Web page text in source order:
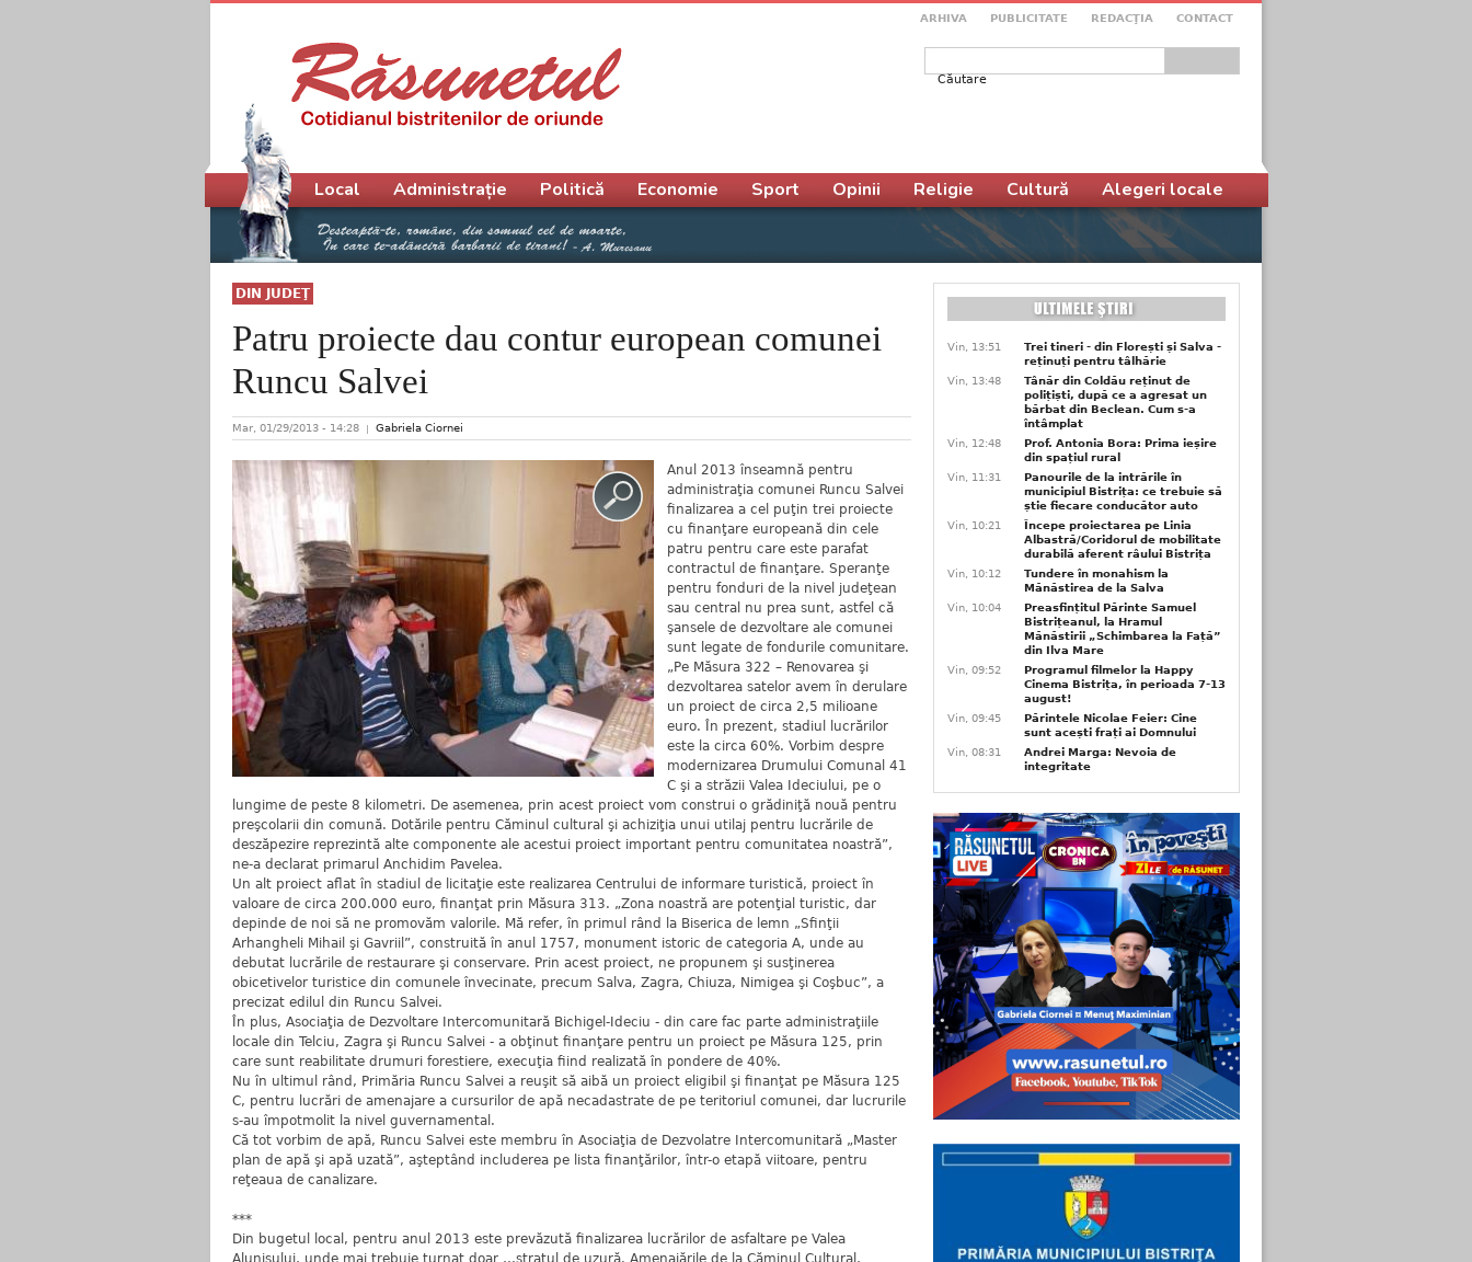
ARHIVA PUBLICITATE REDACŢIA CONTACT
Formular de căutare
DIN JUDEŢ
Patru proiecte dau contur european comunei
Runcu Salvei
Mar, 01/29/2013 - 14:28 Gabriela Ciornei
Anul 2013 înseamnă pentru
administraţia comunei Runcu Salvei
finalizarea a cel puţin trei proiecte
cu finanţare europeană din cele
patru pentru care este parafat
contractul de finanţare. Speranţe
pentru fonduri de la nivel judeţean
sau central nu prea sunt, astfel că
şansele de dezvoltare ale comunei
sunt legate de fondurile comunitare.
„Pe Măsura 322 – Renovarea şi
dezvoltarea satelor avem în derulare
un proiect de circa 2,5 milioane
euro. În prezent, stadiul lucrărilor
este la circa 60%. Vorbim despre
modernizarea Drumului Comunal 41
C şi a străzii Valea Ideciului, pe o
lungime de peste 8 kilometri. De asemenea, prin acest proiect vom construi o grădiniţă nouă pentru
preşcolarii din comună. Dotările pentru Căminul cultural şi achiziţia unui utilaj pentru lucrările de
deszăpezire reprezintă alte componente ale acestui proiect important pentru comunitatea noastră”,
ne-a declarat primarul Anchidim Pavelea.
Un alt proiect aflat în stadiul de licitaţie este realizarea Centrului de informare turistică, proiect în
valoare de circa 200.000 euro, finanţat prin Măsura 313. „Zona noastră are potenţial turistic, dar
depinde de noi să ne promovăm valorile. Mă refer, în primul rând la Biserica de lemn „Sfinţii
Arhangheli Mihail şi Gavriil”, construită în anul 1757, monument istoric de categoria A, unde au
debutat lucrările de restaurare şi conservare. Prin acest proiect, ne propunem şi susţinerea
obicetivelor turistice din comunele învecinate, precum Salva, Zagra, Chiuza, Nimigea şi Coşbuc”, a
precizat edilul din Runcu Salvei.
În plus, Asociaţia de Dezvoltare Intercomunitară Bichigel-Ideciu - din care fac parte administraţiile
locale din Telciu, Zagra şi Runcu Salvei - a obţinut finanţare pentru un proiect pe Măsura 125, prin
care sunt reabilitate drumuri forestiere, execuţia fiind realizată în pondere de 40%.
Nu în ultimul rând, Primăria Runcu Salvei a reuşit să aibă un proiect eligibil şi finanţat pe Măsura 125
C, pentru lucrări de amenajare a cursurilor de apă necadastrate de pe teritoriul comunei, dar lucrurile
s-au împotmolit la nivel guvernamental.
Că tot vorbim de apă, Runcu Salvei este membru în Asociaţia de Dezvolatre Intercomunitară „Master
plan de apă şi apă uzată”, aşteptând includerea pe lista finanţărilor, într-o etapă viitoare, pentru
reţeaua de canalizare.
***
Din bugetul local, pentru anul 2013 este prevăzută finalizarea lucrărilor de asfaltare pe Valea
Alunişului, unde mai trebuie turnat doar …stratul de uzură. Amenajările de la Căminul Cultural,
Meniu principal
Local Administrație Politică Economie Sport Opinii Religie Cultură Alegeri locale
Vin, 13:51
Trei tineri - din Florești și Salva -
reținuți pentru tâlhărie
Vin, 13:48
Tânăr din Coldău reținut de
polițiști, după ce a agresat un
bărbat din Beclean. Cum s-a
întâmplat
Vin, 12:48
Prof. Antonia Bora: Prima ieșire
din spațiul rural
Vin, 11:31
Panourile de la intrările în
municipiul Bistrița: ce trebuie să
știe fiecare conducător auto
Vin, 10:21
Începe proiectarea pe Linia
Albastră/Coridorul de mobilitate
durabilă aferent râului Bistrița
Vin, 10:12
Tundere în monahism la
Mănăstirea de la Salva
Vin, 10:04
Preasfințitul Părinte Samuel
Bistrițeanul, la Hramul
Mănăstirii „Schimbarea la Față”
din Ilva Mare
Vin, 09:52
Programul filmelor la Happy
Cinema Bistrița, în perioada 7-13
august!
Vin, 09:45
Părintele Nicolae Feier: Cine
sunt acești frați ai Domnului
Vin, 08:31
Andrei Marga: Nevoia de
integritate